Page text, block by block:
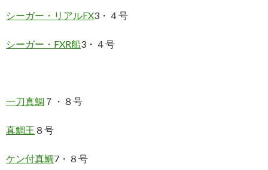
シーガー・リアルFX3・４号
シーガー・FXR船3・４号
一刀真鯛 ７・８号
真鯛王 ８号
ケン付真鯛7・８号